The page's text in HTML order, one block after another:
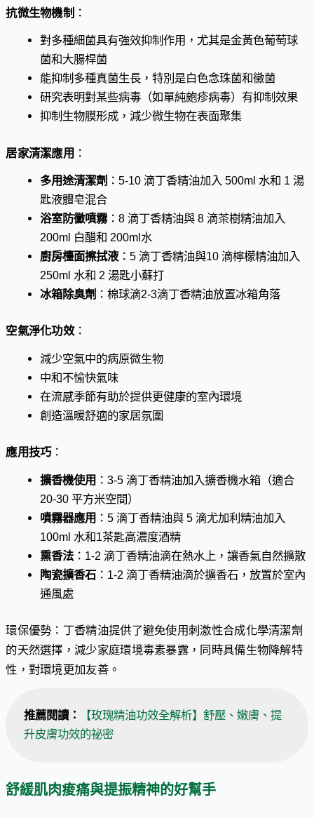
抗微生物機制 ：
對多種細菌具有強效抑制作用，尤其是金黃色葡萄球
菌和大腸桿菌
能抑制多種真菌生長，特別是白色念珠菌和黴菌
研究表明對某些病毒（如單純皰疹病毒）有抑制效果
抑制生物膜形成，減少微生物在表面聚集
居家清潔應用 ：
多用途清潔劑 ：5-10 滴丁香精油加入 500ml 水和 1 湯
匙液體皂混合
浴室防黴噴霧：8 滴丁香精油與 8 滴茶樹精油加入
200ml 白醋和 200ml水
廚房檯面擦拭液：5 滴丁香精油與10 滴檸檬精油加入
250ml 水和 2 湯匙小蘇打
冰箱除臭劑 ：棉球滴2-3滴丁香精油放置冰箱角落
空氣淨化功效：
減少空氣中的病原微生物
中和不愉快氣味
在流感季節有助於提供更健康的室內環境
創造溫暖舒適的家居氛圍
應用技巧 ：
擴香機使用 ：3-5 滴丁香精油加入擴香機水箱（適合
20-30 平方米空間）
噴霧器應用 ：5 滴丁香精油與 5 滴尤加利精油加入
100ml 水和1茶匙高濃度酒精
熏香法 ：1-2 滴丁香精油滴在熱水上，讓香氣自然擴散
陶瓷擴香石 ：1-2 滴丁香精油滴於擴香石，放置於室內
通風處
環保優勢：丁香精油提供了避免使用刺激性合成化學清潔劑
的天然選擇，減少家庭環境毒素暴露，同時具備生物降解特
性，對環境更加友善。
推薦閱讀：
【玫瑰精油功效全解析】舒壓、嫩膚、提
升皮膚功效的祕密
舒緩肌肉痠痛與提振精神的好幫手